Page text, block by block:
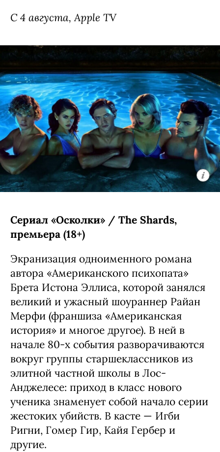
С 4 августа, Apple TV
Сериал «Осколки» / The Shards,
премьера (18+)
Экранизация одноименного романа
автора «Американского психопата»
Брета Истона Эллиса, которой занялся
великий и ужасный шоураннер Райан
Мерфи (франшиза «Американская
история» и многое другое). В ней в
начале 80-х события разворачиваются
вокруг группы старшеклассников из
элитной частной школы в Лос-
Анджелесе: приход в класс нового
ученика знаменует собой начало серии
жестоких убийств. В касте — Игби
Ригни, Гомер Гир, Кайя Гербер и
другие.